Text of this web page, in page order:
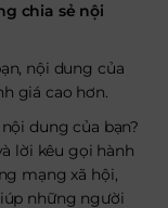
chia sẻ nội
nội dung của
giá cao hơn.
dung của bạn?
lời kêu gọi hành
mạng xã hội,
những người